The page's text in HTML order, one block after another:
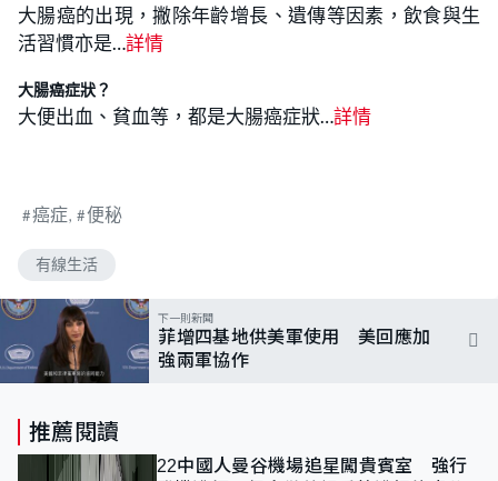
大腸癌的出現，撇除年齡增長、遺傳等因素，飲食與生
活習慣亦是…詳情
大腸癌症狀？
大便出血、貧血等，都是大腸癌症狀…詳情
癌症 便秘
有線生活
下一則新聞
菲增四基地供美軍使用 美回應加
強兩軍協作
推薦閱讀
22中國人曼谷機場追星闖貴賓室 強行